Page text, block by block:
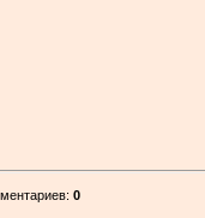
: 0